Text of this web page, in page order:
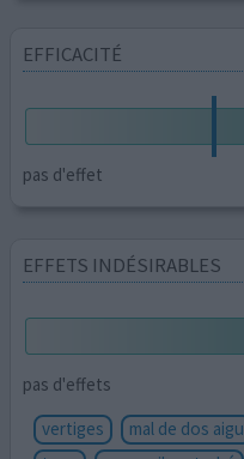
EFFICACITÉ
pas d'effet
EFFETS INDÉSIRABLES
pas d'effets
vertiges
mal de dos aigu